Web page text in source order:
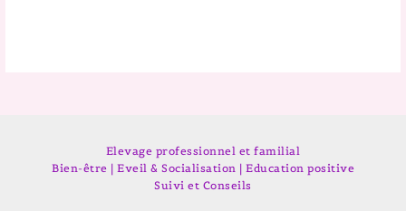
Elevage professionnel et familial
Bien-être | Eveil & Socialisation | Education positive
Suivi et Conseils